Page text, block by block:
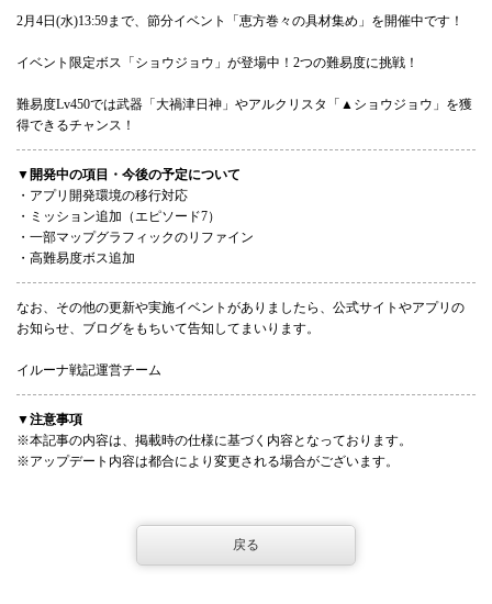
2月4日(水)13:59まで、節分イベント「恵方巻々の具材集め」を開催中です！
イベント限定ボス「ショウジョウ」が登場中！2つの難易度に挑戦！
難易度Lv450では武器「大禍津日神」やアルクリスタ「▲ショウジョウ」を獲
得できるチャンス！
▼開発中の項目・今後の予定について
・アプリ開発環境の移行対応
・ミッション追加（エピソード7）
・一部マップグラフィックのリファイン
・高難易度ボス追加
なお、その他の更新や実施イベントがありましたら、公式サイトやアプリの
お知らせ、ブログをもちいて告知してまいります。
イルーナ戦記運営チーム
▼注意事項
※本記事の内容は、掲載時の仕様に基づく内容となっております。
※アップデート内容は都合により変更される場合がございます。
戻る